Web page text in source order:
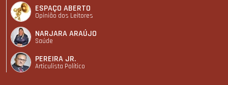
ESPAÇO ABERTO
Opinião dos Leitores
NARJARA ARAÚJO
Saúde
PEREIRA JR.
Articulista Polí­tico